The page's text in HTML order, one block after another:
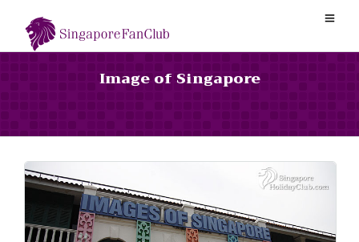
Image of Singapore